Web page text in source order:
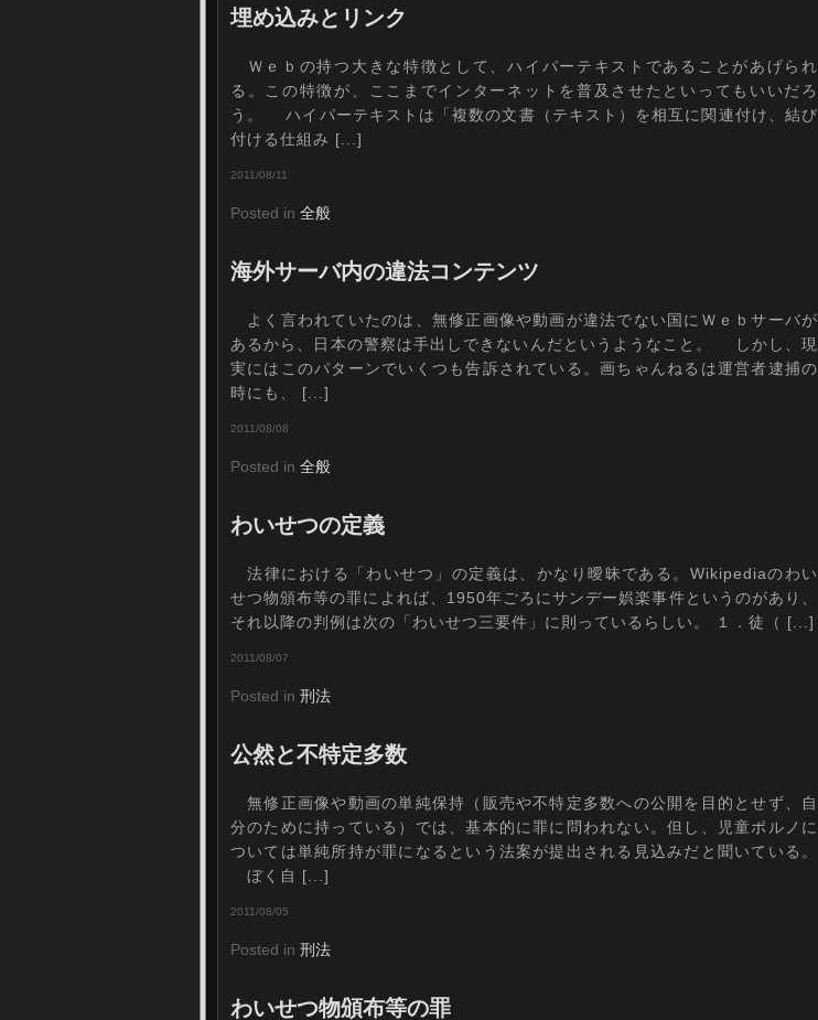
埋め込みとリンク
Ｗｅｂの持つ大きな特徴として、ハイパーテキストであることがあげられ
る。この特徴が、ここまでインターネットを普及させたといってもいいだろ
う。 ハイパーテキストは「複数の文書（テキスト）を相互に関連付け、結び
付ける仕組み [...]
2011/08/11
Posted in 全般
海外サーバ内の違法コンテンツ
よく言われていたのは、無修正画像や動画が違法でない国にＷｅｂサーバが
あるから、日本の警察は手出しできないんだというようなこと。 しかし、現
実にはこのパターンでいくつも告訴されている。画ちゃんねるは運営者逮捕の
時にも、 [...]
2011/08/08
Posted in 全般
わいせつの定義
法律における「わいせつ」の定義は、かなり曖昧である。Wikipediaのわい
せつ物頒布等の罪によれば、1950年ごろにサンデー娯楽事件というのがあり、
それ以降の判例は次の「わいせつ三要件」に則っているらしい。 １．徒（ [...]
2011/08/07
Posted in 刑法
公然と不特定多数
無修正画像や動画の単純保持（販売や不特定多数への公開を目的とせず、自
分のために持っている）では、基本的に罪に問われない。但し、児童ポルノに
ついては単純所持が罪になるという法案が提出される見込みだと聞いている。
ぼく自 [...]
2011/08/05
Posted in 刑法
わいせつ物頒布等の罪